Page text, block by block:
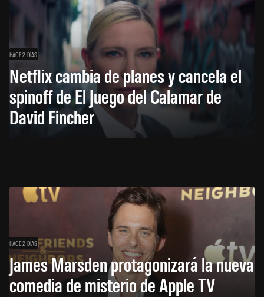
HACE 2 DÍAS
Netflix cambia de planes y cancela el
spinoff de El Juego del Calamar de
David Fincher
HACE 2 DÍAS
James Marsden protagonizará la nueva
comedia de misterio de Apple TV